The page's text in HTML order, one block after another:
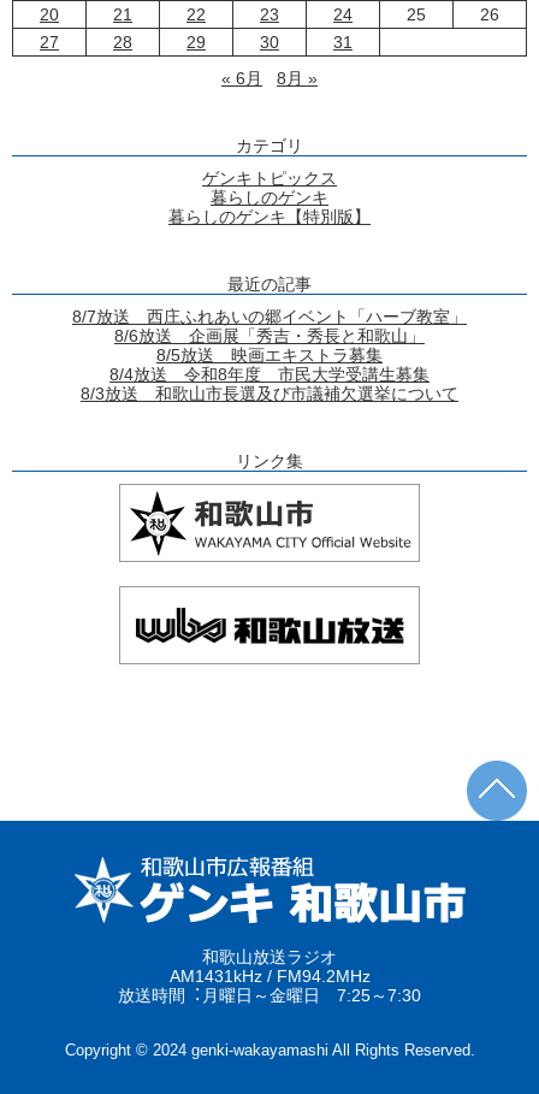
20
21 22 23 24 25
26
27
28 29 30
31
« 6月
8月 »
カテゴリ
ゲンキトピックス
暮らしのゲンキ
暮らしのゲンキ【特別版】
最近の記事
8/7放送 西庄ふれあいの郷イベント「ハーブ教室」
8/6放送 企画展「秀吉・秀長と和歌山」
8/5放送 映画エキストラ募集
8/4放送 令和8年度 市民大学受講生募集
8/3放送 和歌山市長選及び市議補欠選挙について
リンク集
和歌山放送ラジオ
AM1431kHz / FM94.2MHz
放送時間︓月曜日～金曜日 7:25～7:30
Copyright © 2024 genki-wakayamashi All Rights Reserved.